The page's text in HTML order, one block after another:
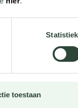
toestaan